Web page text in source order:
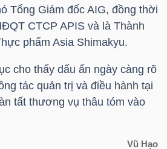
Tổng Giám đốc AIG, đồng thời
CTCP APIS và là Thành
phẩm Asia Shimakyu.
cho thấy dấu ấn ngày càng rõ
tác quản trị và điều hành tại
tất thương vụ thâu tóm vào
Vũ Hạo